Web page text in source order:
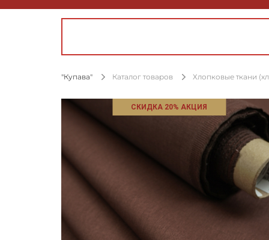
"Купава" Каталог товаров Хлопковые ткани
СКИДКА 20% АКЦИЯ